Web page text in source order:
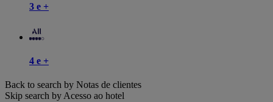
3 e +
4 e +
Back to search by Notas de clientes
Skip search by Acesso ao hotel